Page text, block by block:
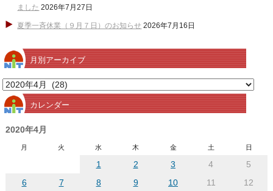
ました 2026年7月27日
夏季一斉休業（９月７日）のお知らせ 2026年7月16日
月別アーカイブ
月
別
ア
ー
カレンダー
2020年4月
月 火 水 木 金 土 日
1 2 3 4
5
6
7 8 9 10 11 12